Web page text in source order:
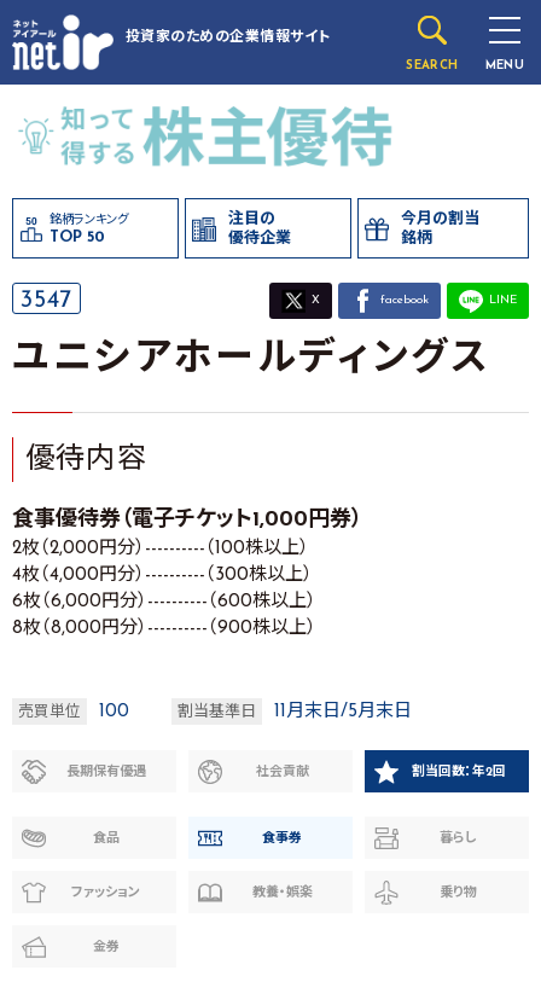
投資家のための企業情報サイト
SEARCH MENU
銘柄ランキング
TOP 50
注目の
優待企業
今月の割当
銘柄
3547 X facebook LINE
ユニシアホールディングス
優待内容
食事優待券（電子チケット1,000円券）
2枚（2,000円分）----------（100株以上）
4枚（4,000円分）----------（300株以上）
6枚（6,000円分）----------（600株以上）
8枚（8,000円分）----------（900株以上）
売買単位 100 割当基準日 11月末日/5月末日
長期保有優遇 社会貢献 割当回数：年2回
食品 食事券 暮らし
ファッション 教養・娯楽 乗り物
金券